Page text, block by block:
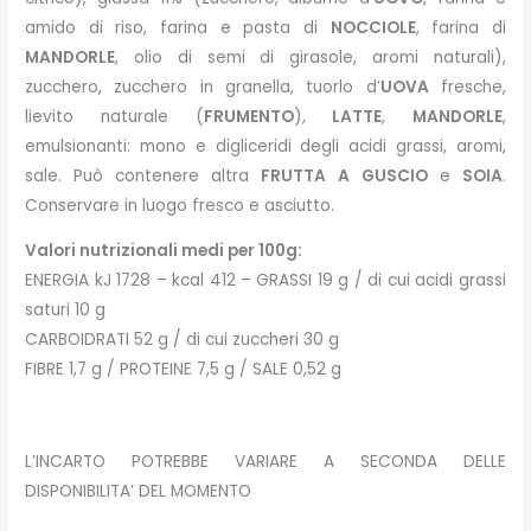
amido di riso, farina e pasta di NOCCIOLE, farina di
MANDORLE, olio di semi di girasole, aromi naturali),
zucchero, zucchero in granella, tuorlo d’UOVAfresche,
lievito naturale (FRUMENTO), LATTE, MANDORLE,
emulsionanti: mono e digliceridi degli acidi grassi, aromi,
sale. Può contenere altra FRUTTA A GUSCIO e SOIA.
Conservare in luogo fresco e asciutto.
Valori nutrizionali medi per 100g:
ENERGIA kJ 1728 – kcal 412 – GRASSI 19 g / di cui acidi grassi
saturi 10 g
CARBOIDRATI 52 g / di cui zuccheri 30 g
FIBRE 1,7 g / PROTEINE 7,5 g / SALE 0,52 g
L’INCARTO POTREBBE VARIARE A SECONDA DELLE
DISPONIBILITA’ DEL MOMENTO